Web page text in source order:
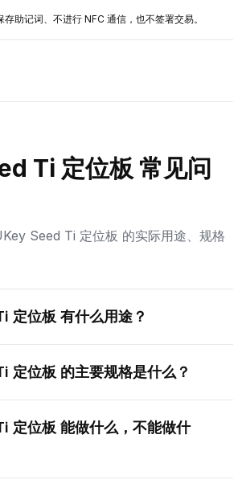
助记词、不进行 NFC 通信，也不签署交易。
Ti 定位板 常见问
Seed Ti 定位板 的实际用途、规格
定位板 有什么用途？
定位板 的主要规格是什么？
定位板 能做什么，不能做什